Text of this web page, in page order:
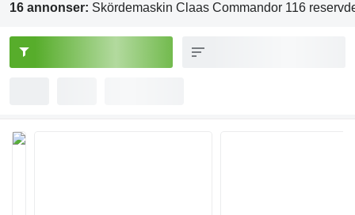
16 annonser: Skördemaskin Claas Commandor 116